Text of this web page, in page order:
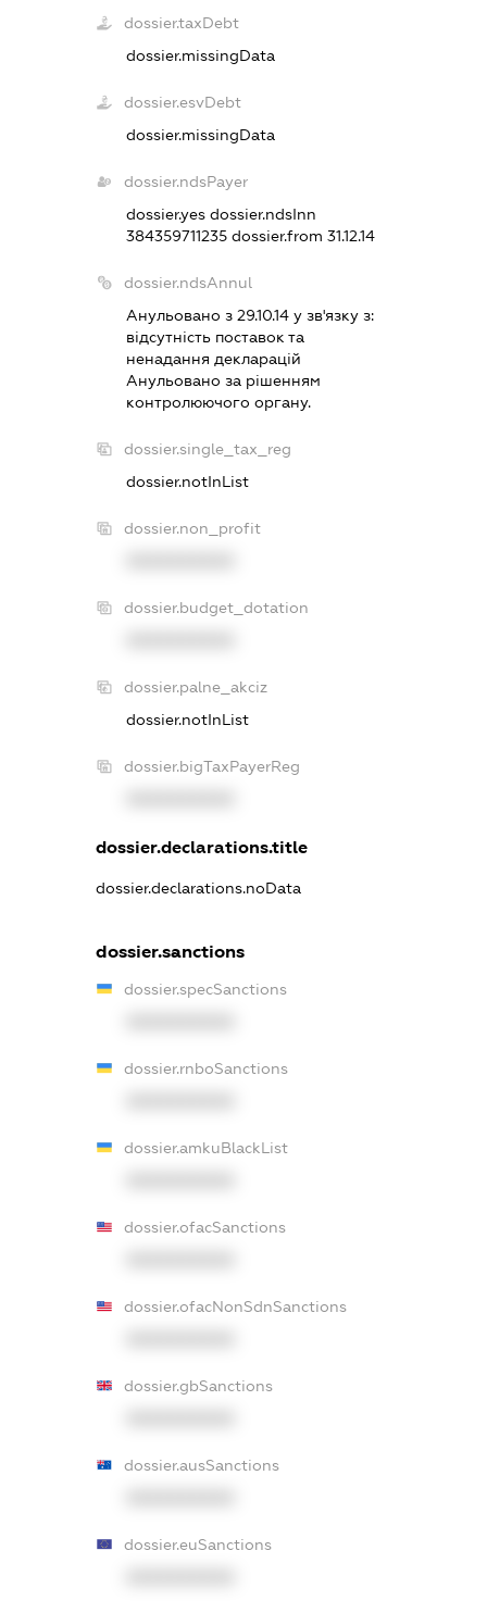
dossier.taxDebt
dossier.missingData
dossier.esvDebt
dossier.missingData
dossier.ndsPayer
dossier.yes dossier.ndsInn
384359711235 dossier.from 31.12.14
dossier.ndsAnnul
Анульовано з 29.10.14 у зв'язку з:
вiдсутнiсть поставок та
ненадання декларацiй
Анульовано за рiшенням
контролюючого органу.
dossier.single_tax_reg
dossier.notInList
dossier.non_profit
dossier.budget_dotation
dossier.palne_akciz
dossier.notInList
dossier.bigTaxPayerReg
dossier.declarations.title
dossier.declarations.noData
dossier.sanctions
dossier.specSanctions
dossier.rnboSanctions
dossier.amkuBlackList
dossier.ofacSanctions
dossier.ofacNonSdnSanctions
dossier.gbSanctions
dossier.ausSanctions
dossier.euSanctions